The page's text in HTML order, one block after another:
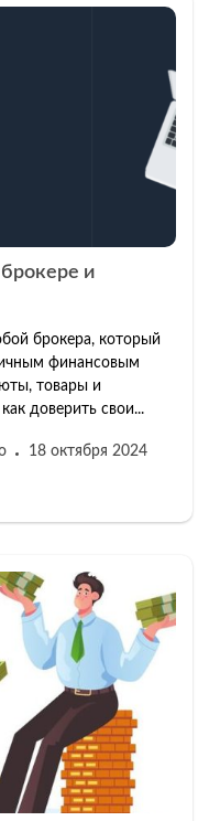
и
брокера, который
финансовым
товары и
доверить свои...
18 октября 2024